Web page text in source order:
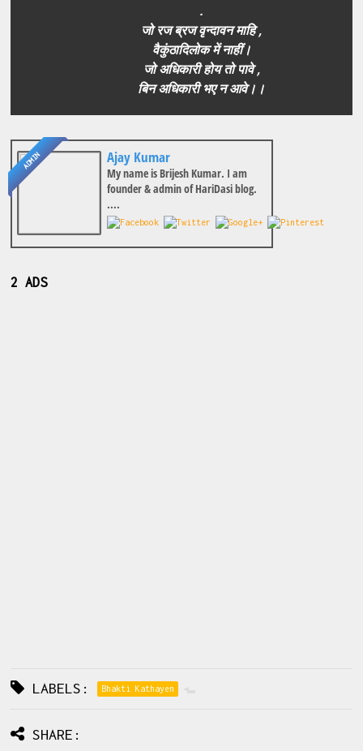
.
जो रज ब्रज वृन्दावन माहि ,
वैकुंठादिलोक में नाहीं।
जो अधिकारी होय तो पावे ,
बिन अधिकारी भए न आवे।।
ADMIN Ajay Kumar
My name is Brijesh Kumar. I am
founder & admin of HariDasi blog.
....
2 ADS
LABELS: Bhakti Kathayen
SHARE: